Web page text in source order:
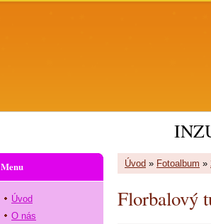
Úvod » Fotoalbum »
Florbalový
Menu
Úvod
O nás